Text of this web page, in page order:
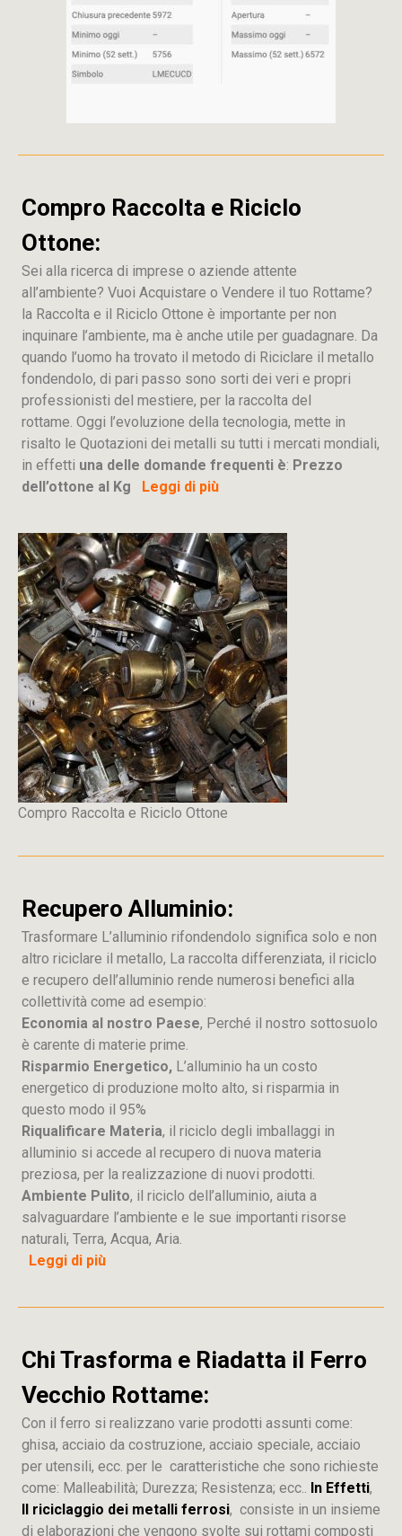
Compro Raccolta e Riciclo
Ottone:
Sei alla ricerca di imprese o aziende attente
all’ambiente? Vuoi Acquistare o Vendere il tuo Rottame?
la Raccolta e il Riciclo Ottone è importante per non
inquinare l’ambiente, ma è anche utile per guadagnare. Da
quando l’uomo ha trovato il metodo di Riciclare il metallo
fondendolo, di pari passo sono sorti dei veri e propri
professionisti del mestiere, per la raccolta del
rottame. Oggi l’evoluzione della tecnologia, mette in
risalto le Quotazioni dei metalli su tutti i mercati mondiali,
in effetti una delle domande frequenti è: Prezzo
dell’ottone al Kg Leggi di più
Compro Raccolta e Riciclo Ottone
Recupero Alluminio:
Trasformare L’alluminio rifondendolo significa solo e non
altro riciclare il metallo, La raccolta differenziata, il riciclo
e recupero dell’alluminio rende numerosi benefici alla
collettività come ad esempio:
Economia al nostro Paese, Perché il nostro sottosuolo
è carente di materie prime.
Risparmio Energetico, L’alluminio ha un costo
energetico di produzione molto alto, si risparmia in
questo modo il 95%
Riqualificare Materia, il riciclo degli imballaggi in
alluminio si accede al recupero di nuova materia
preziosa, per la realizzazione di nuovi prodotti.
Ambiente Pulito, il riciclo dell’alluminio, aiuta a
salvaguardare l’ambiente e le sue importanti risorse
naturali, Terra, Acqua, Aria.
Leggi di più
Chi Trasforma e Riadatta il Ferro
Vecchio Rottame:
Con il ferro si realizzano varie prodotti assunti come:
ghisa, acciaio da costruzione, acciaio speciale, acciaio
per utensili, ecc. per le caratteristiche che sono richieste
come: Malleabilità; Durezza; Resistenza; ecc.. In Effetti,
Il riciclaggio dei metalli ferrosi, consiste in un insieme
di elaborazioni che vengono svolte sui rottami composti